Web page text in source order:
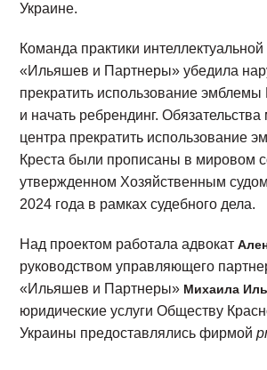
Украине.
Команда практики
«Ильяшев и Партнеры» убедила
прекратить использование эмблемы
и начать ребрендинг. Обязательства
центра прекратить использование
Креста были прописаны в мировом
утвержденном Хозяйственным
2024 года в рамках судебного дела.
Над проектом работала адвокат
руководством управляющего
«Ильяшев и Партнеры» Михаила
юридические услуги Обществу
Украины предоставлялись фирмой